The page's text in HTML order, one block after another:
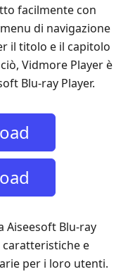
facilmente con
di navigazione
il titolo e il capitolo
Vidmore Player è
Blu-ray Player.
Aiseesoft Blu-ray
e
per i loro utenti.